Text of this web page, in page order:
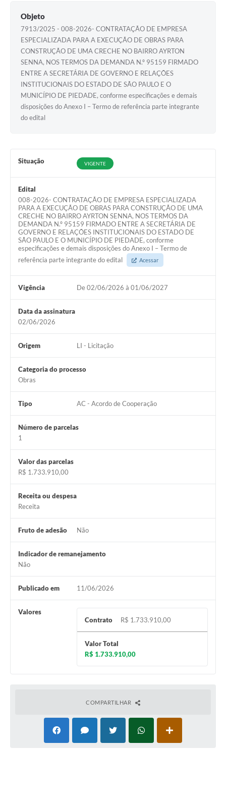
Objeto
7913/2025 - 008-2026- CONTRATAÇÃO DE EMPRESA
ESPECIALIZADA PARA A EXECUÇÃO DE OBRAS PARA
CONSTRUÇÃO DE UMA CRECHE NO BAIRRO AYRTON
SENNA, NOS TERMOS DA DEMANDA N.º 95159 FIRMADO
ENTRE A SECRETÁRIA DE GOVERNO E RELAÇÕES
INSTITUCIONAIS DO ESTADO DE SÃO PAULO E O
MUNICÍPIO DE PIEDADE, conforme especificações e demais
disposições do Anexo I – Termo de referência parte integrante
do edital
Situação VIGENTE
Edital
008-2026- CONTRATAÇÃO DE EMPRESA ESPECIALIZADA
PARA A EXECUÇÃO DE OBRAS PARA CONSTRUÇÃO DE UMA
CRECHE NO BAIRRO AYRTON SENNA, NOS TERMOS DA
DEMANDA N.º 95159 FIRMADO ENTRE A SECRETÁRIA DE
GOVERNO E RELAÇÕES INSTITUCIONAIS DO ESTADO DE
SÃO PAULO E O MUNICÍPIO DE PIEDADE, conforme
especificações e demais disposições do Anexo I – Termo de
referência parte integrante do edital
Acessar
Vigência De 02/06/2026 à 01/06/2027
Data da assinatura
02/06/2026
Origem LI - Licitação
Categoria do processo
Obras
Tipo AC - Acordo de Cooperação
Número de parcelas
1
Valor das parcelas
R$ 1.733.910,00
Receita ou despesa
Receita
Fruto de adesão Não
Indicador de remanejamento
Não
Publicado em 11/06/2026
Valores
Contrato
R$ 1.733.910,00
Valor Total
R$ 1.733.910,00
COMPARTILHAR